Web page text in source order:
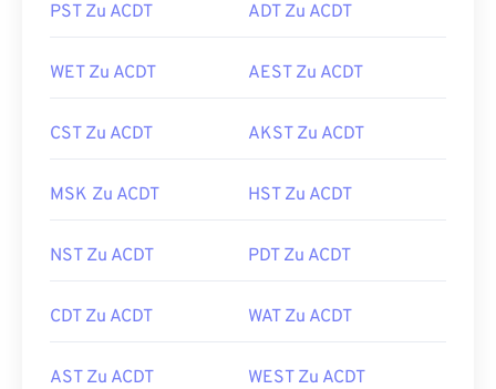
PST Zu ACDT ADT Zu ACDT
WET Zu ACDT AEST Zu ACDT
CST Zu ACDT AKST Zu ACDT
MSK Zu ACDT HST Zu ACDT
NST Zu ACDT PDT Zu ACDT
CDT Zu ACDT WAT Zu ACDT
AST Zu ACDT WEST Zu ACDT